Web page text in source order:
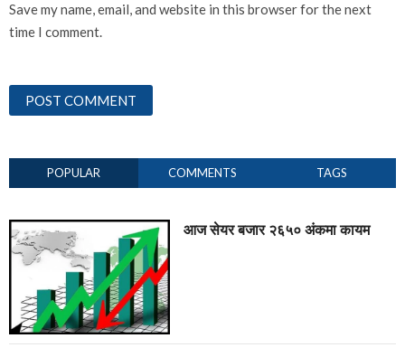
Save my name, email, and website in this browser for the next
time I comment.
POPULAR COMMENTS TAGS
आज सेयर बजार २६५० अंकमा कायम